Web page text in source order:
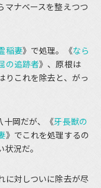
マナベースを整えつつ
稲妻》で処理。《なら
の追跡者》、原根は
りこれを除去と、がっ
十岡だが、《牙長獣の
》でこれを処理するの
況だ。
に対しついに除去が尽